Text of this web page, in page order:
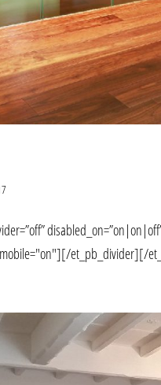
et_pb_divider][/